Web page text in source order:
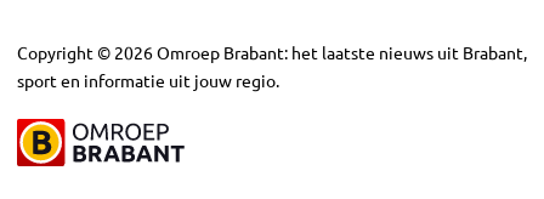
Copyright © 2026Omroep Brabant: het laatste nieuws uit Brabant,
sport en informatie uit jouw regio.